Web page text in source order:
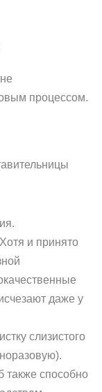
процессом.
и принято
даже у
слизистого
также способно